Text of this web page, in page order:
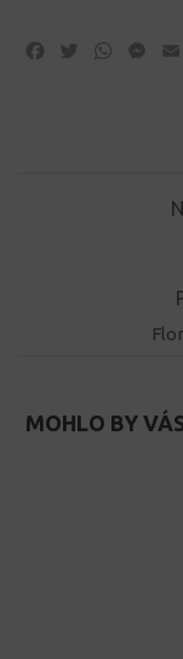
Facebook
Twitter
MOHLO BY